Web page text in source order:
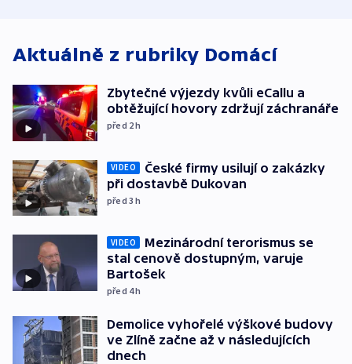
Aktuálně z rubriky Domácí
Zbytečné výjezdy kvůli eCallu a
obtěžující hovory zdržují záchranáře
před 2h
VIDEO
České firmy usilují o zakázky
při dostavbě Dukovan
před 3h
VIDEO
Mezinárodní terorismus se
stal cenově dostupným, varuje
Bartošek
před 4h
Demolice vyhořelé výškové budovy
ve Zlíně začne až v následujících
dnech